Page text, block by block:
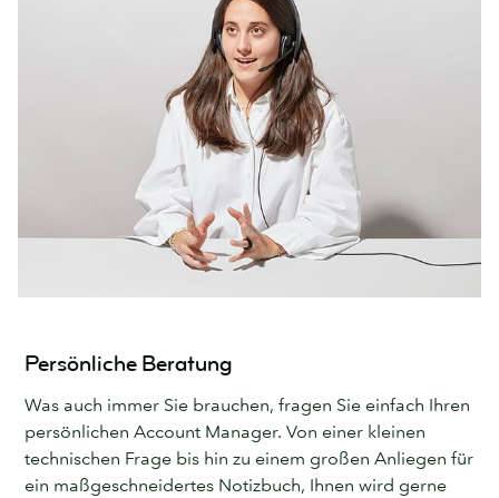
Persönliche Beratung
Was auch immer Sie brauchen, fragen Sie einfach Ihren
persönlichen Account Manager. Von einer kleinen
technischen Frage bis hin zu einem großen Anliegen für
ein maßgeschneidertes Notizbuch, Ihnen wird gerne